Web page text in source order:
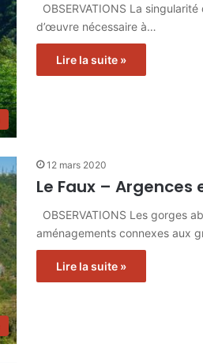
OBSERVATIONS La
d’œuvre nécessaire à…
Lire la suite »
12 mars 2020
Le Faux –
OBSERVATIONS Les gorges
aménagements connexes aux
Lire la suite »